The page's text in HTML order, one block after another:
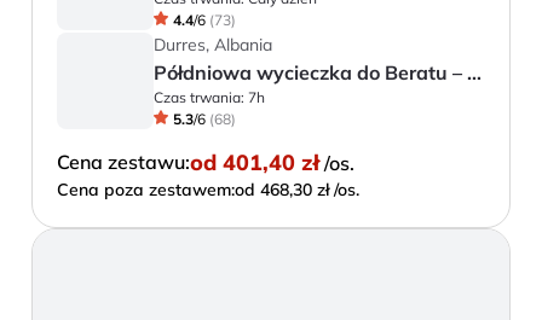
4.4/6 (73)
Durres, Albania
Półdniowa wycieczka do Beratu – miasta tysiąca okien i dziedzictwa UNESCO
Czas trwania: 7h
5.3/6 (68)
Cena zestawu:od 401,40 zł /os.
Cena poza zestawem:od 468,30 zł /os.